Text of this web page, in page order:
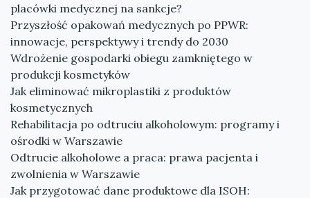
placówki medycznej na sankcje?
Przyszłość opakowań medycznych po PPWR:
innowacje, perspektywy i trendy do 2030
Wdrożenie gospodarki obiegu zamkniętego w
produkcji kosmetyków
Jak eliminować mikroplastiki z produktów
kosmetycznych
Rehabilitacja po odtruciu alkoholowym: programy i
ośrodki w Warszawie
Odtrucie alkoholowe a praca: prawa pacjenta i
zwolnienia w Warszawie
Jak przygotować dane produktowe dla ISOH: